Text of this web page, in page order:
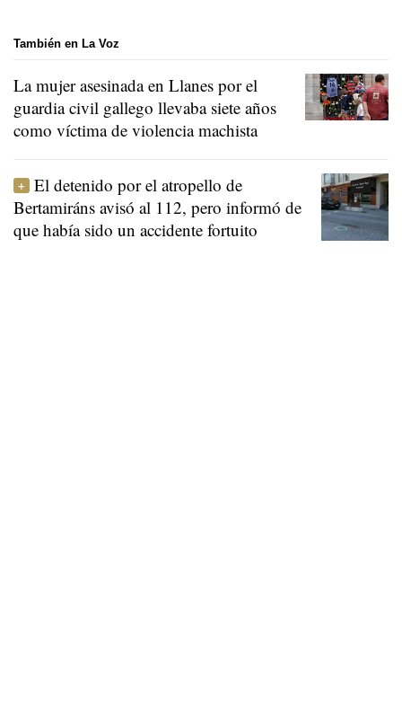
También en La Voz
La mujer asesinada en Llanes por el
guardia civil gallego llevaba siete años
como víctima de violencia machista
El detenido por el atropello de
Bertamiráns avisó al 112, pero informó de
que había sido un accidente fortuito